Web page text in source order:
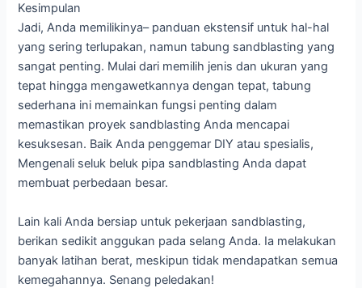
Kesimpulan
Jadi, Anda memilikinya– panduan ekstensif untuk hal-hal
yang sering terlupakan, namun tabung sandblasting yang
sangat penting. Mulai dari memilih jenis dan ukuran yang
tepat hingga mengawetkannya dengan tepat, tabung
sederhana ini memainkan fungsi penting dalam
memastikan proyek sandblasting Anda mencapai
kesuksesan. Baik Anda penggemar DIY atau spesialis,
Mengenali seluk beluk pipa sandblasting Anda dapat
membuat perbedaan besar.
Lain kali Anda bersiap untuk pekerjaan sandblasting,
berikan sedikit anggukan pada selang Anda. Ia melakukan
banyak latihan berat, meskipun tidak mendapatkan semua
kemegahannya. Senang peledakan!